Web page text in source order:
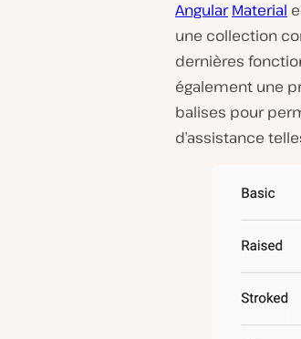
Angular Material
une collection
dernières
également une
balises pour
d’assistance